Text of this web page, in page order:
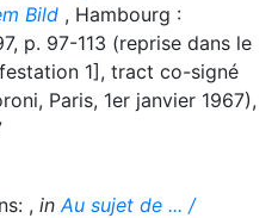
Bild , Hambourg :
p. 97-113 (reprise dans le
1], tract co-signé
Paris, 1er janvier 1967),
, in Au sujet de ... /